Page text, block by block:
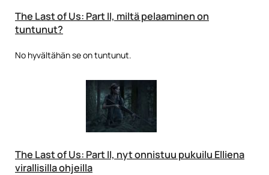
The Last of Us: Part II, miltä pelaaminen on
tuntunut?
No hyvältähän se on tuntunut.
The Last of Us: Part II, nyt onnistuu pukuilu Elliena
virallisilla ohjeilla